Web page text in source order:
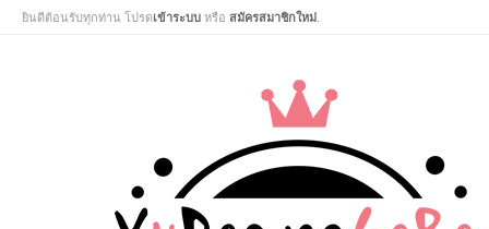
ยินดีต้อนรับทุกท่าน โปรดเข้าระบบ หรือ สมัครสมาชิกใหม่